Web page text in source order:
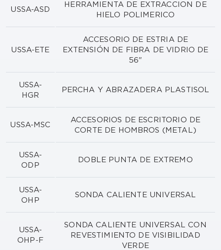
USSA-ASD
HERRAMIENTA DE EXTRACCION DE
HIELO POLIMERICO
USSA-ETE
ACCESORIO DE ESTRIA DE
EXTENSIÓN DE FIBRA DE VIDRIO DE
56"
USSA-
HGR
PERCHA Y ABRAZADERA PLASTISOL
USSA-MSC
ACCESORIOS DE ESCRITORIO DE
CORTE DE HOMBROS (METAL)
USSA-
ODP
DOBLE PUNTA DE EXTREMO
USSA-
OHP
SONDA CALIENTE UNIVERSAL
USSA-
OHP-F
SONDA CALIENTE UNIVERSAL CON
REVESTIMIENTO DE VISIBILIDAD
VERDE